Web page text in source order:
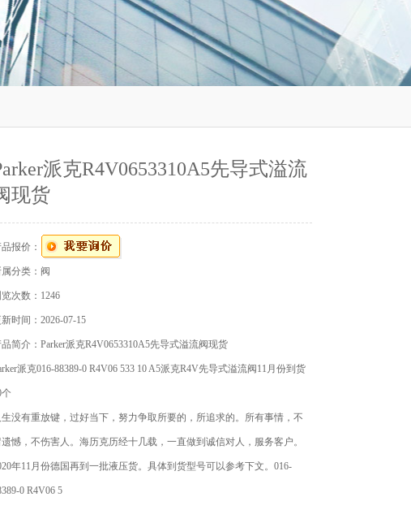
派克R4V0653310A5先导式溢流
现货
报价：
分类： 阀
次数：1246
时间：2026-07-15
品简介：Parker派克R4V0653310A5先导式溢流阀现货
派克016-88389-0 R4V06 533 10 A5派克R4V先导式溢流阀11月份到货
个
生没有重放键，过好当下，努力争取所要的，所追求的。所有事情，不
遗憾，不伤害人。海历克历经十几载，一直做到诚信对人，服务客户。
年11月份德国再到一批液压货。具体到货型号可以参考下文。016-
0 R4V06 5